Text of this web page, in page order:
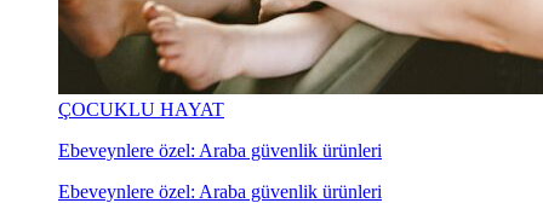
ÇOCUKLU HAYAT
Ebeveynlere özel: Araba güvenlik ürünleri
Ebeveynlere özel: Araba güvenlik ürünleri